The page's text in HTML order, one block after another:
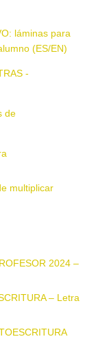
láminas para
(ES/EN)
-
de
multiplicar
2024 –
– Letra